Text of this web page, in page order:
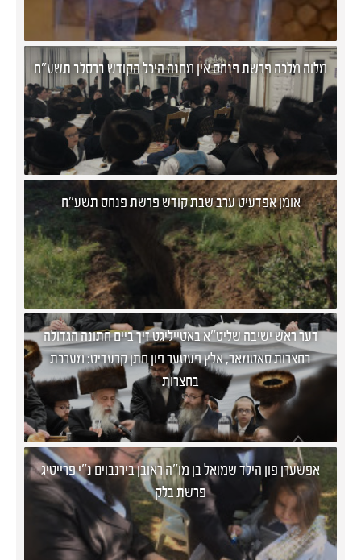
מלוה מלכה פרשת פנחס אין מחנה היכל הקודש ברסלב תשע"ח
אומן אפדעיט ערב שבת קודש פרשת פנחס תשע"ח
דער ראש ישיבה שליט"א באטייליגט זיך ביים חתונה הגדולה
בחצרות סאטמאר, אלץ פעטער פון חתן קרעדיט: מערכת
בחצרות
פרשת בלק